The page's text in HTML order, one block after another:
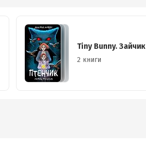
Tiny Bunny. Зайчик
2 книги